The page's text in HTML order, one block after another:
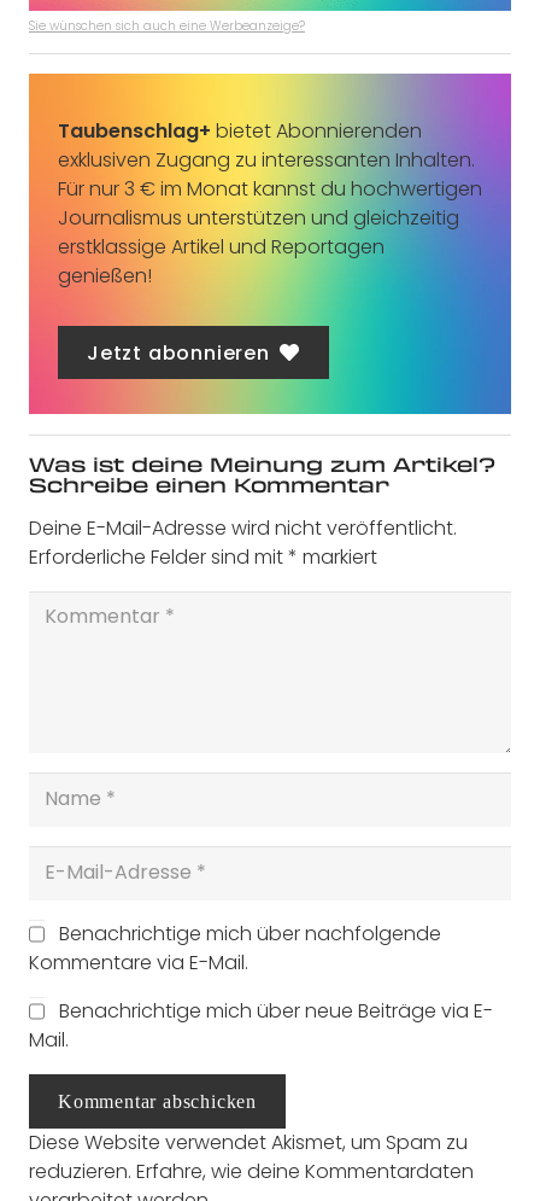
Sie wünschen sich auch eine Werbeanzeige?
Taubenschlag+ bietet Abonnierenden
exklusiven Zugang zu interessanten Inhalten.
Für nur 3 € im Monat kannst du hochwertigen
Journalismus unterstützen und gleichzeitig
erstklassige Artikel und Reportagen
genießen!
Jetzt abonnieren
Was ist deine Meinung zum Artikel?
Schreibe einen Kommentar
Deine E-Mail-Adresse wird nicht veröffentlicht.
Erforderliche Felder sind mit* markiert
Benachrichtige mich über nachfolgende
Kommentare via E-Mail.
Benachrichtige mich über neue Beiträge via E-
Mail.
Kommentar abschicken
Diese Website verwendet Akismet, um Spam zu
reduzieren. Erfahre, wie deine Kommentardaten